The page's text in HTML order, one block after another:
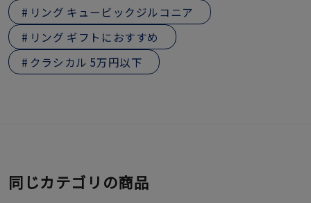
リング キュービックジルコニア
リング ギフトにおすすめ
クラシカル 5万円以下
同じカテゴリの商品